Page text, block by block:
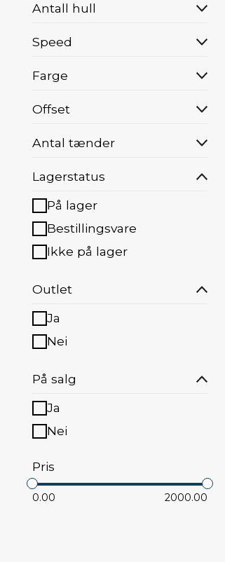
Antall hull
Speed
Farge
Offset
Antal tænder
Lagerstatus
På lager
Bestillingsvare
Ikke på lager
Outlet
Ja
Nei
På salg
Ja
Nei
Pris
0.00 2000.00